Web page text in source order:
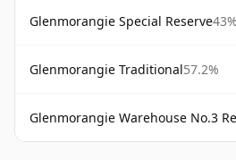
Glenmorangie Special Reserve43%
Glenmorangie Traditional57.2%
Glenmorangie Warehouse No.3